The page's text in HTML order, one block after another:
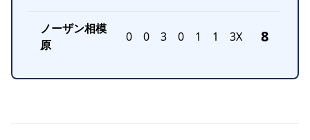
ノーザン相模
原
0 0 3 0 1 1 3X 8